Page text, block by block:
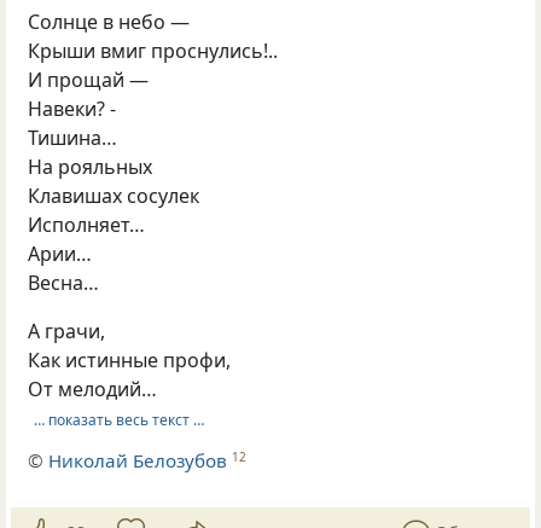
Солнце в небо —
Крыши вмиг проснулись!..
И прощай —
Навеки? -
Тишина…
На рояльных
Клавишах сосулек
Исполняет…
Арии…
Весна…
А грачи,
Как истинные профи,
От мелодий…
… показать весь текст …
© Николай Белозубов 12